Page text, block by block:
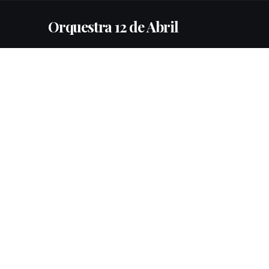
Orquestra 12 de Abril